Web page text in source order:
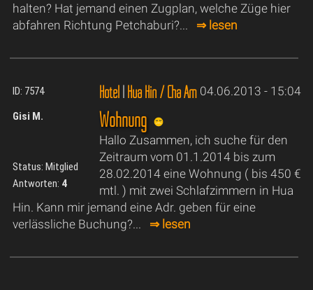
halten? Hat jemand einen Zugplan, welche Züge hier
abfahren Richtung Petchaburi?... ⇒ lesen
ID: 7574 Hotel|Hua Hin / Cha Am 04.06.2013 - 15:04
Gisi M.
Status: Mitglied
Antworten: 4
Wohnung
Hallo Zusammen, ich suche für den
Zeitraum vom 01.1.2014 bis zum
28.02.2014 eine Wohnung ( bis 450 €
mtl. ) mit zwei Schlafzimmern in Hua
Hin. Kann mir jemand eine Adr. geben für eine
verlässliche Buchung?... ⇒ lesen